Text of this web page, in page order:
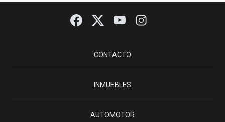
CONTACTO
INMUEBLES
AUTOMOTOR